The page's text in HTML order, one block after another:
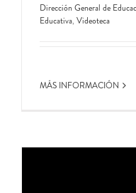
Dirección General de
Educativa, Videoteca
MÁS INFORMACIÓN